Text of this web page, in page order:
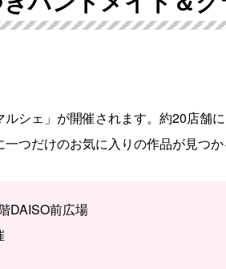
シェ」が開催されます。約20店舗
つだけのお気に入りの作品が見つ
DAISO前広場